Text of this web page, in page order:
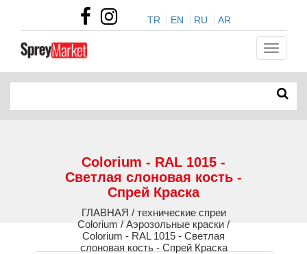
TR EN RU AR
Colorium - RAL 1015 -
Светлая слоновая кость -
Спрей Краска
ГЛАВНАЯ / технические спреи
Colorium / Аэрозольные краски /
Colorium - RAL 1015 - Светлая
слоновая кость - Спрей Краска